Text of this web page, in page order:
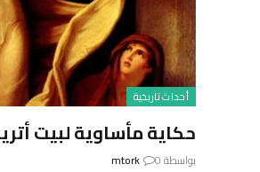
أحداث تاريخية
حكاية مأساوية لبيت
بواسطة mtork 0